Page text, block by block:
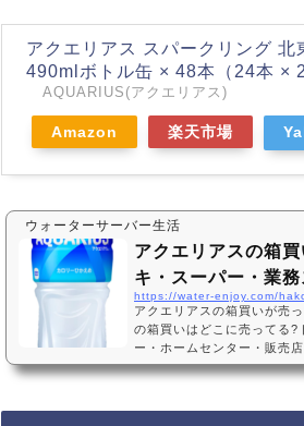
アクエリアス スパークリング
490mlボトル缶 × 48本（24本 ×
AQUARIUS(アクエリアス)
Amazon 楽天市場
ウォーターサーバー生活
アクエリアスの箱
キ・スーパー・業
https://water-enjoy.com/
アクエリアスの箱買いが売
の箱買いはどこに売ってる?
ー・ホームセンター・販売
てない? 500ml・24本・2l